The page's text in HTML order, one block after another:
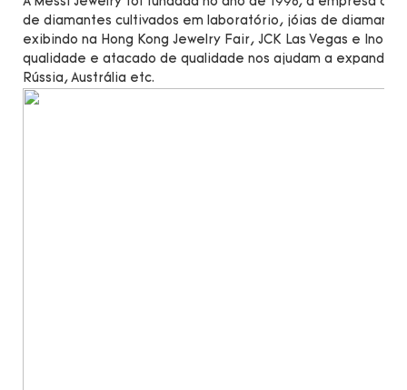
de diamantes cultivados em laboratório, jóias de
exibindo na Hong Kong Jewelry Fair, JCK Las Vegas e
qualidade e atacado de qualidade nos ajudam a expandir
Rússia, Austrália etc.